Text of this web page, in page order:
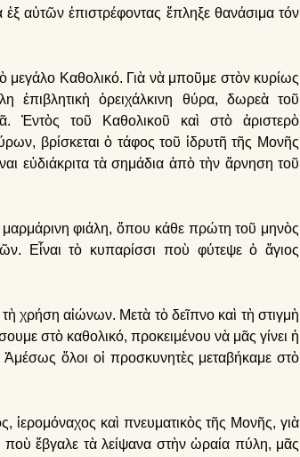
αὐτῶν ἐπιστρέφοντας ἔπληξε θανάσιμα τόν
μεγάλο Καθολικό. Γιὰ νὰ μποῦμε στὸν κυρίως
ἐπιβλητικὴ ὀρειχάλκινη θύρα, δωρεὰ τοῦ
Ἐντὸς τοῦ Καθολικοῦ καὶ στὸ ἀριστερὸ
βρίσκεται ὁ τάφος τοῦ ἱδρυτῆ τῆς Μονῆς
εὐδιάκριτα τὰ σημάδια ἀπὸ τὴν ἄρνηση τοῦ
φιάλη, ὅπου κάθε πρώτη τοῦ μηνὸς
Εἶναι τὸ κυπαρίσσι ποὺ φύτεψε ὁ ἅγιος
χρήση αἰώνων. Μετὰ τὸ δεῖπνο καὶ τὴ στιγμὴ
στὸ καθολικό, προκειμένου νὰ μᾶς γίνει ἡ
ὅλοι οἱ προσκυνητὲς μεταβήκαμε στὸ
ἱερομόναχος καὶ πνευματικὸς τῆς Μονῆς, γιὰ
ποὺ ἔβγαλε τὰ λείψανα στὴν ὡραία πύλη, μᾶς